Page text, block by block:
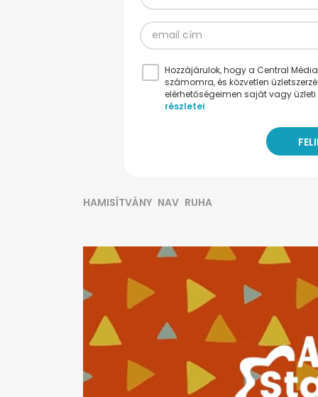
Hozzájárulok, hogy a Central
számomra, és közvetlen
elérhetőségeimen saját vagy
részletei
HAMISÍTVÁNY NAV RUHA